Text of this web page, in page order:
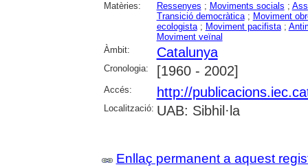
Matèries: Ressenyes ; Moviments socials ;
Transició democràtica; Moviment
ecologista; Moviment pacifista;
Moviment veïnal
Àmbit:
Catalunya
Cronologia: [1960 - 2002]
Accés: http://
Localització: UAB: Sibhil·la
Enllaç permanent a aquest